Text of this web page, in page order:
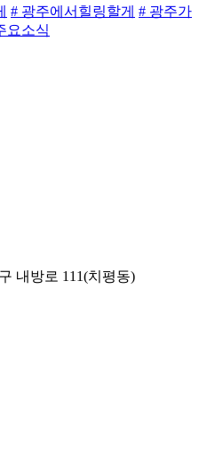
# 광주에서힐링할게 # 광주가
요소식
내방로 111(치평동)